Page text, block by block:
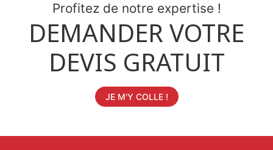
Profitez de notre expertise !
DEMANDER VOTRE
DEVIS GRATUIT
JE M'Y COLLE !